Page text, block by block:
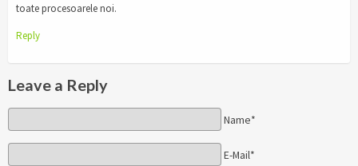
toate procesoarele noi.
Reply
Leave a Reply
Name*
E-Mail*